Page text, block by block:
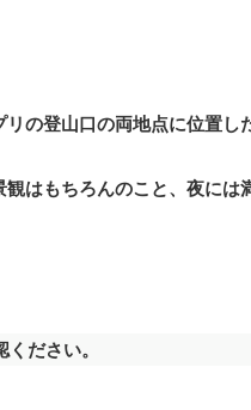
の登山口の両地点に位置し
はもちろんのこと、夜には
ださい。